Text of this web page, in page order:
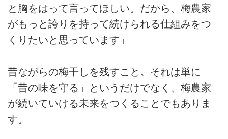
と胸をはって言ってほしい。だから、梅農家
がもっと誇りを持って続けられる仕組みをつ
くりたいと思っています」
昔ながらの梅干しを残すこと。それは単に
「昔の味を守る」というだけでなく、梅農家
が続いていける未来をつくることでもありま
す。